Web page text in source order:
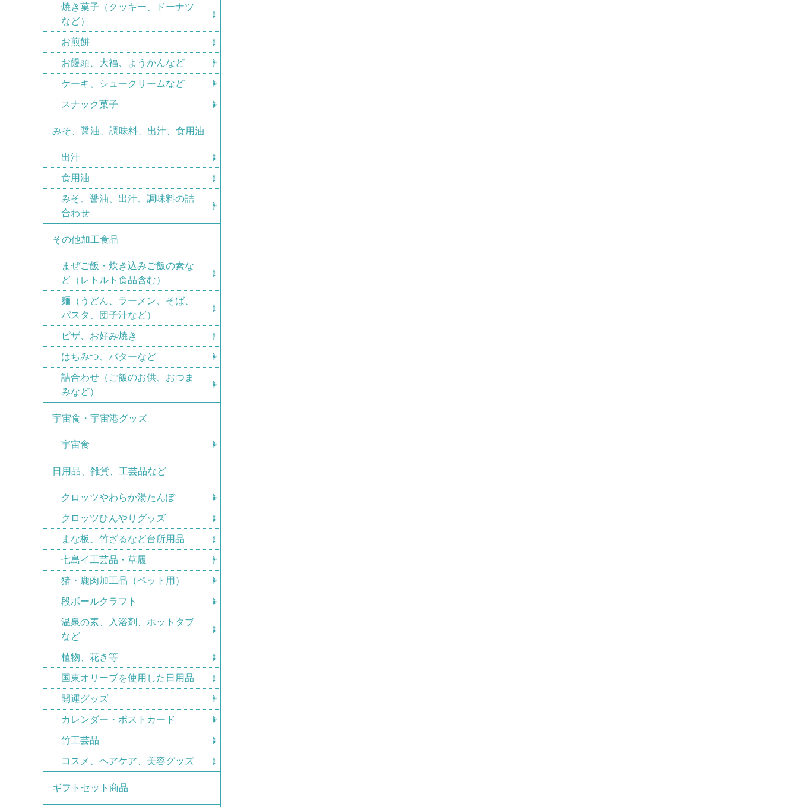
焼き菓子（クッキー、ドーナツ
など）
お煎餅
お饅頭、大福、ようかんなど
ケーキ、シュークリームなど
スナック菓子
みそ、醤油、調味料、出汁、食用油
出汁
食用油
みそ、醤油、出汁、調味料の詰
合わせ
その他加工食品
まぜご飯・炊き込みご飯の素な
ど（レトルト食品含む）
麺（うどん、ラーメン、そば、
パスタ、団子汁など）
ピザ、お好み焼き
はちみつ、バターなど
詰合わせ（ご飯のお供、おつま
みなど）
宇宙食・宇宙港グッズ
宇宙食
日用品、雑貨、工芸品など
クロッツやわらか湯たんぽ
クロッツひんやりグッズ
まな板、竹ざるなど台所用品
七島イ工芸品・草履
猪・鹿肉加工品（ペット用）
段ボールクラフト
温泉の素、入浴剤、ホットタブ
など
植物、花き等
国東オリーブを使用した日用品
開運グッズ
カレンダー・ポストカード
竹工芸品
コスメ、ヘアケア、美容グッズ
ギフトセット商品